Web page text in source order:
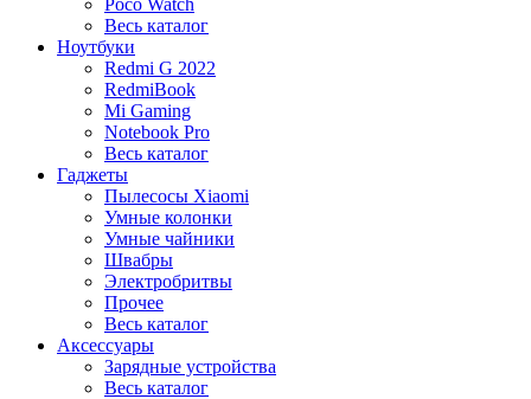
Poco Watch
Весь каталог
Ноутбуки
Redmi G 2022
RedmiBook
Mi Gaming
Notebook Pro
Весь каталог
Гаджеты
Пылесосы Xiaomi
Умные колонки
Умные чайники
Швабры
Электробритвы
Прочее
Весь каталог
Аксессуары
Зарядные устройства
Весь каталог